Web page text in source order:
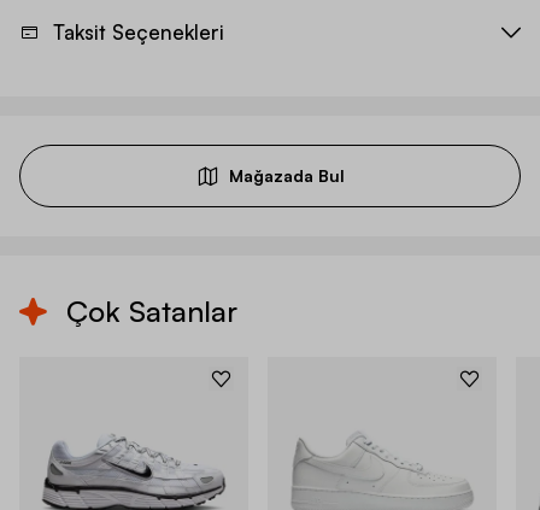
Taksit Seçenekleri
Mağazada Bul
Çok Satanlar